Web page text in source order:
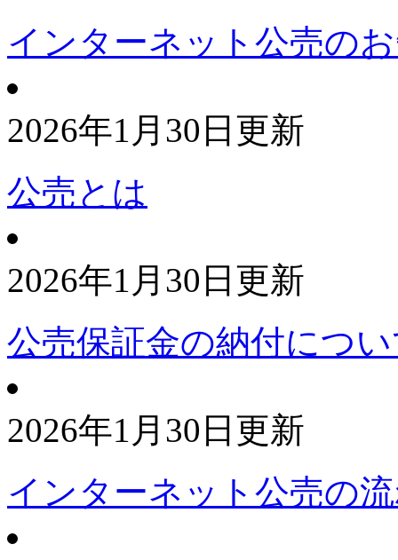
インターネット公売の
2026年1月30日更新
公売とは
2026年1月30日更新
公売保証金の納付につ
2026年1月30日更新
インターネット公売の